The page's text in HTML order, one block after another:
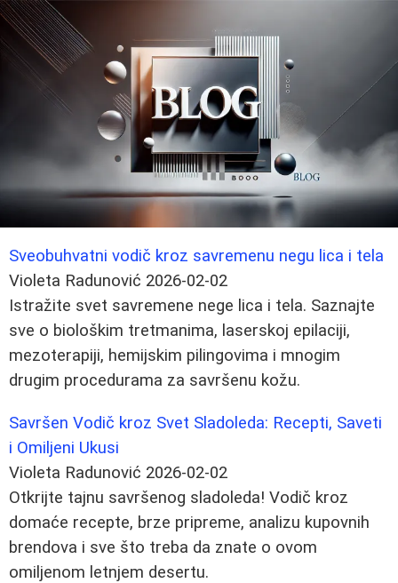
Sveobuhvatni vodič kroz savremenu negu lica i tela
Violeta Radunović 2026-02-02
Istražite svet savremene nege lica i tela. Saznajte
sve o biološkim tretmanima, laserskoj epilaciji,
mezoterapiji, hemijskim pilingovima i mnogim
drugim procedurama za savršenu kožu.
Savršen Vodič kroz Svet Sladoleda: Recepti, Saveti
i Omiljeni Ukusi
Violeta Radunović 2026-02-02
Otkrijte tajnu savršenog sladoleda! Vodič kroz
domaće recepte, brze pripreme, analizu kupovnih
brendova i sve što treba da znate o ovom
omiljenom letnjem desertu.